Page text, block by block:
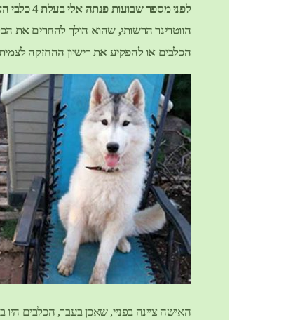
לפני
הווטרינר הרשותי, שהוא הולך להחרים את
הכלבים או להפקיע את רישיון ההחזקה
האישה ציינה בפניי, שאכן בעבר, הכלבים